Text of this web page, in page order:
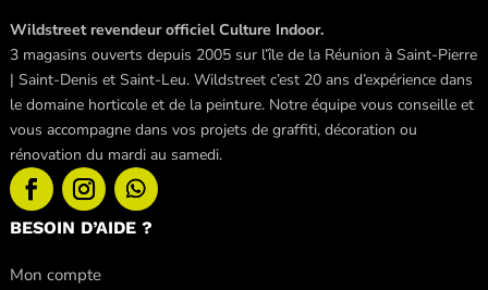
Wildstreet revendeur officiel Culture Indoor.
3 magasins ouverts depuis 2005 sur l’île de la Réunion à Saint-Pierre
| Saint-Denis et Saint-Leu. Wildstreet c’est 20 ans d’expérience dans
le domaine horticole et de la peinture. Notre équipe vous conseille et
vous accompagne dans vos projets de graffiti, décoration ou
rénovation du mardi au samedi.
BESOIN D’AIDE ?
Mon compte